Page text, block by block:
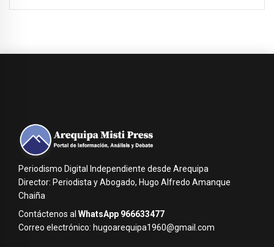
Periodismo Digital Independiente desde Arequipa
Director: Periodista y Abogado, Hugo Alfredo Amanque
Chaiña
Contáctenos al WhatsApp 966633477
Correo electrónico: hugoarequipa1960@gmail.com